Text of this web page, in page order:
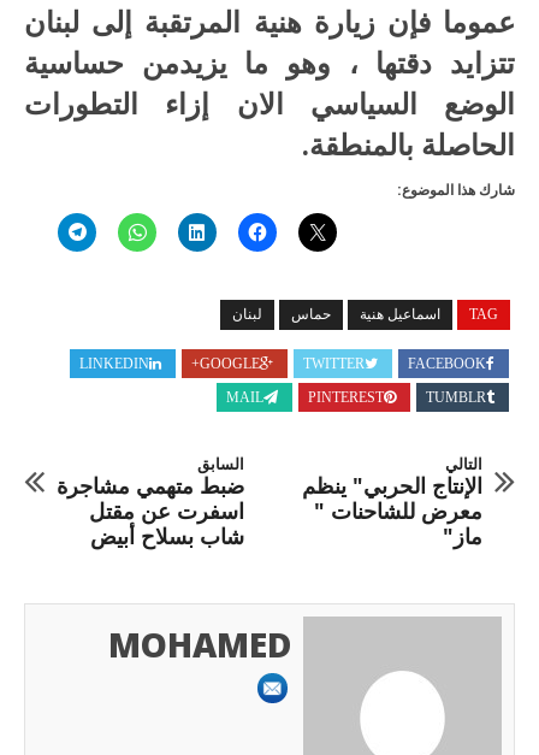
عموما فإن زيارة هنية المرتقبة إلى لبنان
تتزايد دقتها ، وهو ما يزيدمن حساسية
الوضع السياسي الان إزاء التطورات
الحاصلة بالمنطقة.
شارك هذا الموضوع:
TAG اسماعيل هنية حماس لبنان
FACEBOOK
TWITTER
GOOGLE+
LINKEDIN
TUMBLR
PINTEREST
MAIL
السابق
ضبط متهمي مشاجرة
اسفرت عن مقتل
شاب بسلاح أبيض
التالي
الإنتاج الحربي" ينظم
معرض للشاحنات "
ماز"
MOHAMED